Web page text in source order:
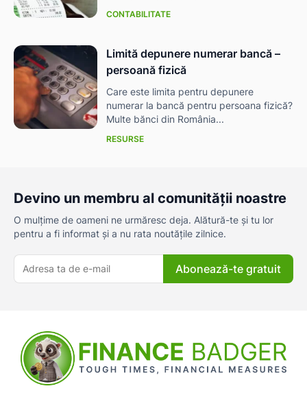
CONTABILITATE
Limită depunere numerar bancă –
persoană fizică
Care este limita pentru depunere
numerar la bancă pentru persoana fizică?
Multe bănci din România...
RESURSE
Devino un membru al comunității noastre
O mulțime de oameni ne urmăresc deja. Alătură-te și tu lor
pentru a fi informat și a nu rata noutățile zilnice.
Abonează-te gratuit